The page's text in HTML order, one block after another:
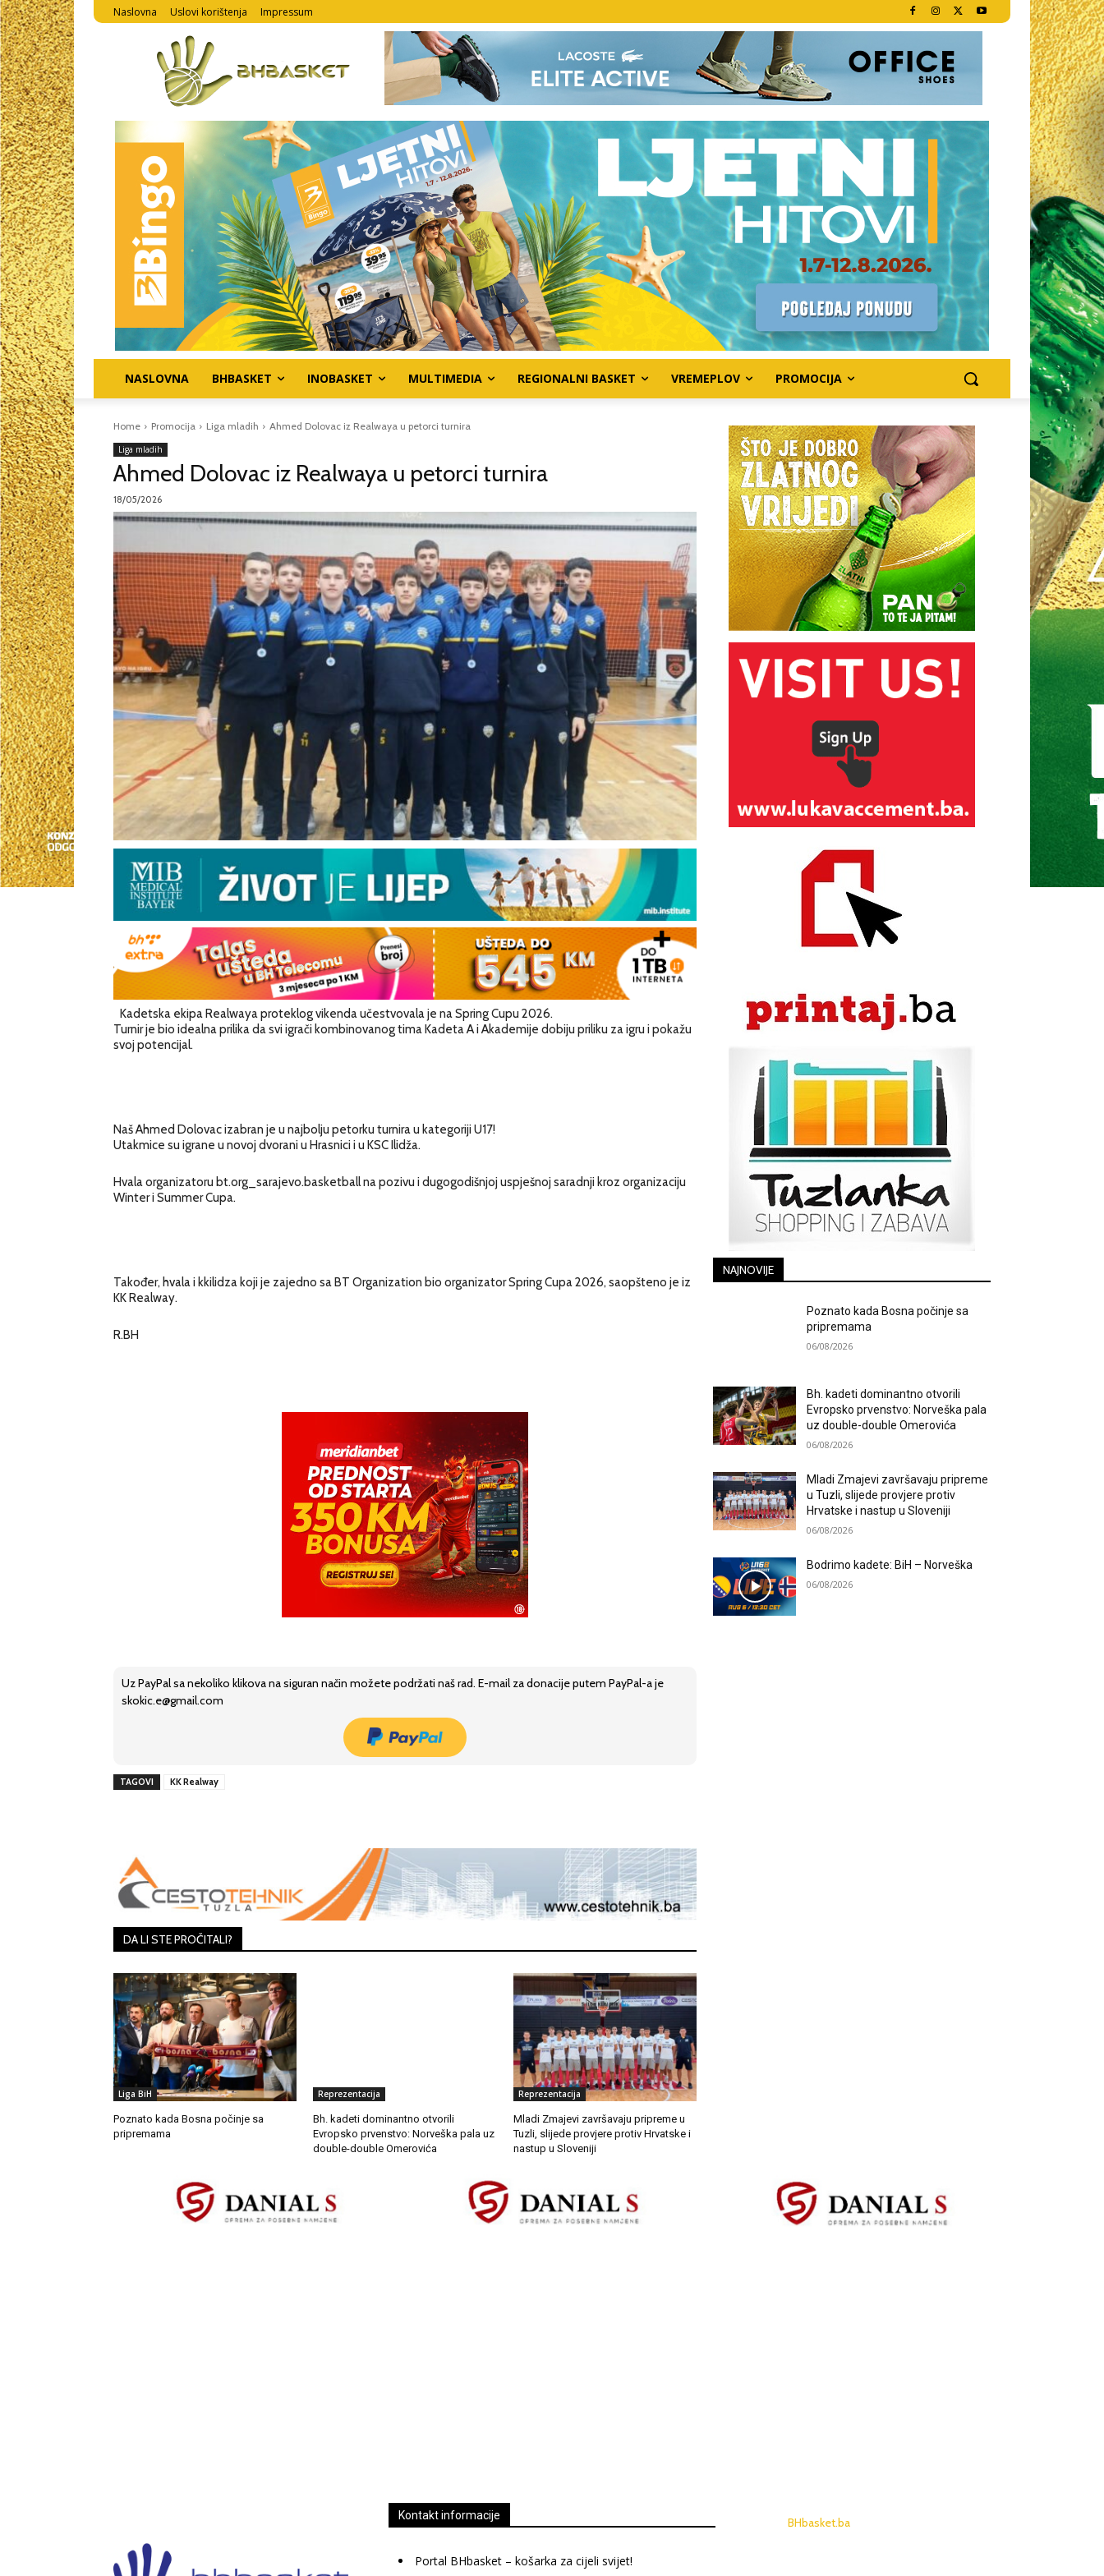
Naslovna Uslovi korištenja Impressum
NASLOVNA BHBASKET INOBASKET MULTIMEDIA REGIONALNI BASKET VREMEPLOV PROMOCIJA
Home Promocija Liga mladih Ahmed Dolovac iz Realwaya u petorci turnira
Liga mladih
Ahmed Dolovac iz Realwaya u petorci turnira
18/05/2026
Kadetska ekipa Realwaya proteklog vikenda učestvovala je na Spring Cupu 2026.
Turnir je bio idealna prilika da svi igrači kombinovanog tima Kadeta A i Akademije dobiju priliku za igru i pokažu
svoj potencijal.
Naš Ahmed Dolovac izabran je u najbolju petorku turnira u kategoriji U17!
Utakmice su igrane u novoj dvorani u Hrasnici i u KSC Ilidža.
Hvala organizatoru bt.org_sarajevo.basketball na pozivu i dugogodišnjoj uspješnoj saradnji kroz organizaciju
Winter i Summer Cupa.
Također, hvala i kkilidza koji je zajedno sa BT Organization bio organizator Spring Cupa 2026, saopšteno je iz
KK Realway.
R.BH
Uz PayPal sa nekoliko klikova na siguran način možete podržati naš rad. E-mail za donacije putem PayPal-a je
skokic.e@gmail.com
TAGOVI KK Realway
DA LI STE PROČITALI?
Liga BiH
Poznato kada Bosna počinje sa
pripremama
Reprezentacija
Bh. kadeti dominantno otvorili
Evropsko prvenstvo: Norveška pala uz
double-double Omerovića
Reprezentacija
Mladi Zmajevi završavaju pripreme u
Tuzli, slijede provjere protiv Hrvatske i
nastup u Sloveniji
NAJNOVIJE
Poznato kada Bosna počinje sa
pripremama
06/08/2026
Bh. kadeti dominantno otvorili
Evropsko prvenstvo: Norveška pala
uz double-double Omerovića
06/08/2026
Mladi Zmajevi završavaju pripreme
u Tuzli, slijede provjere protiv
Hrvatske i nastup u Sloveniji
06/08/2026
Bodrimo kadete: BiH – Norveška
06/08/2026
Kontakt informacije
Portal BHbasket – košarka za cijeli svijet!
BHbasket.ba